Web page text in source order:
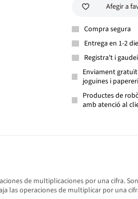
Afegir a
Compra segura
Entrega en 1-2
Registra't i
Enviament
joguines i
Productes de
amb atenció al
de multiplicaciones por una cifra.
las operaciones de multiplicar por una